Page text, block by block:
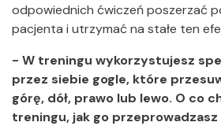
odpowiednich ćwiczeń poszerzać
pacjenta i utrzymać na stałe ten
- W treningu wykorzystujesz
przez siebie gogle, które
górę, dół, prawo lub lewo. O co
treningu, jak go przeprowadzasz